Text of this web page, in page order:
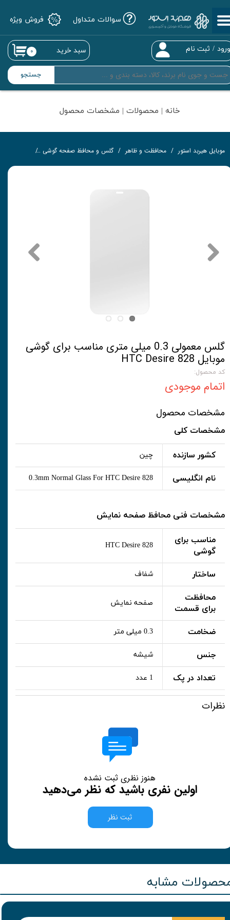
جستجو
/ ثبت نام
حساب کاربری من
تغییر گذر واژه
سفارشات
خروج از حساب کاربری
۰ سبد خرید
سوالات متداول فروش ویژه
خانه | محصولات | مشخصات محصول
موبایل هیربد استور محافظت و ظاهر گلس و محافظ صفحه گوشی
گلس معمولی 0.3 میلی متری مناسب برای گوشی
موبایل HTC Desire 828
کد محصول:
اتمام موجودی
مشخصات محصول
مشخصات کلی
کشور سازنده چین
نام انگلیسی 0.3mm Normal Glass For HTC Desire 828
مشخصات فنی محافظ صفحه نمایش
مناسب برای
گوشی
HTC Desire 828
ساختار شفاف
محافظت
برای قسمت
صفحه نمایش
ضخامت 0.3 میلی متر
جنس شیشه
تعداد در پک 1 عدد
نظرات
هنوز نظری ثبت نشده
اولین نفری باشید که نظر می‌دهید
ثبت نظر
مشابه